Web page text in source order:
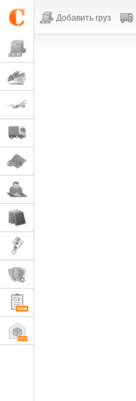
Добавить груз